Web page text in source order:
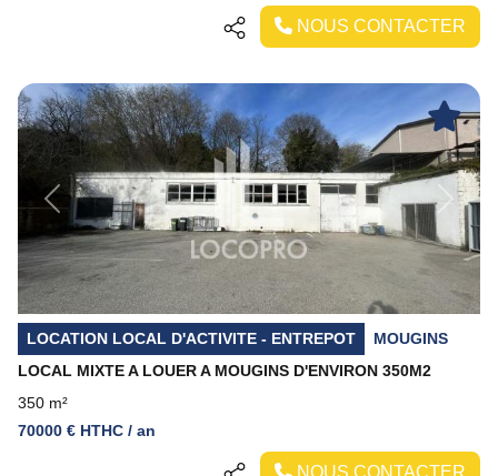
NOUS CONTACTER
Previous Next
LOCATION LOCAL D'ACTIVITE - ENTREPOT
MOUGINS
LOCAL MIXTE A LOUER A MOUGINS D'ENVIRON 350M2
350 m²
70000 € HTHC / an